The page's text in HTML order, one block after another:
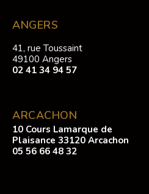
ANGERS
41, rue Toussaint
49100 Angers
02 41 34 94 57
ARCACHON
10 Cours Lamarque de
Plaisance 33120 Arcachon
05 56 66 48 32